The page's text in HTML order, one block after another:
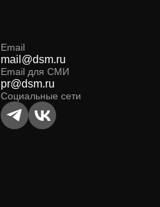
Email
mail@dsm.ru
Email для СМИ
pr@dsm.ru
Социальные сети